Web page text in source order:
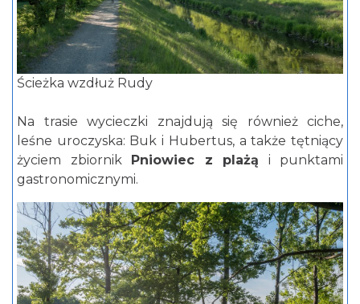
Ścieżka wzdłuż Rudy
Na trasie wycieczki znajdują się również ciche,
leśne uroczyska: Buk i Hubertus, a także tętniący
życiem zbiornik Pniowiec z plażą i punktami
gastronomicznymi.